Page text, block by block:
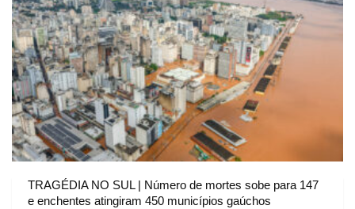
TRAGÉDIA NO SUL | Número de mortes sobe para 147
e enchentes atingiram 450 municípios gaúchos